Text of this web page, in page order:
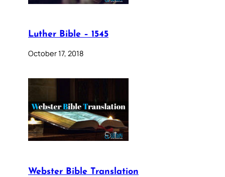
Luther Bible – 1545
October 17, 2018
Webster Bible Translation